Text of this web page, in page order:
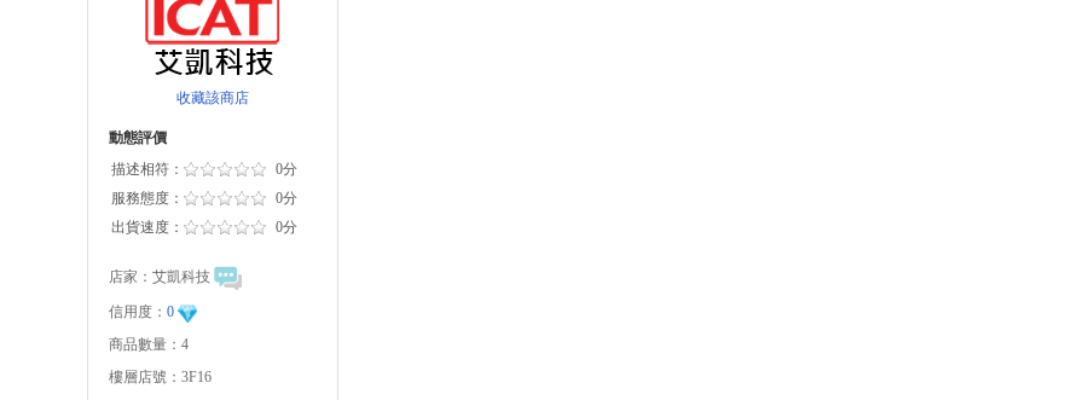
收藏該商店
動態評價
描述相符：
0分
服務態度：
0分
出貨速度：
0分
店家： 艾凱科技
信用度： 0
商品數量：4
樓層店號：3F16